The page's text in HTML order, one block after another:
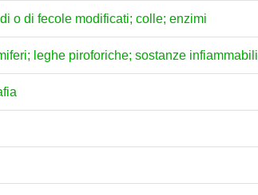
o di fecole modificati; colle; enzimi
leghe piroforiche; sostanze infiammabili